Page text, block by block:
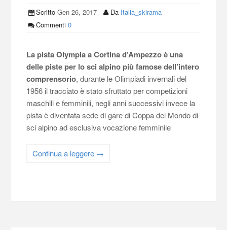
ScrittoGen 26, 2017 Da Italia_skirama
Commenti 0
La pista Olympia a Cortina d’Ampezzo è una
delle piste per lo sci alpino più famose dell’intero
comprensorio, durante le Olimpiadi invernali del
1956 il tracciato è stato sfruttato per competizioni
maschili e femminili, negli anni successivi invece la
pista è diventata sede di gare di Coppa del Mondo di
sci alpino ad esclusiva vocazione femminile
Continua a leggere →